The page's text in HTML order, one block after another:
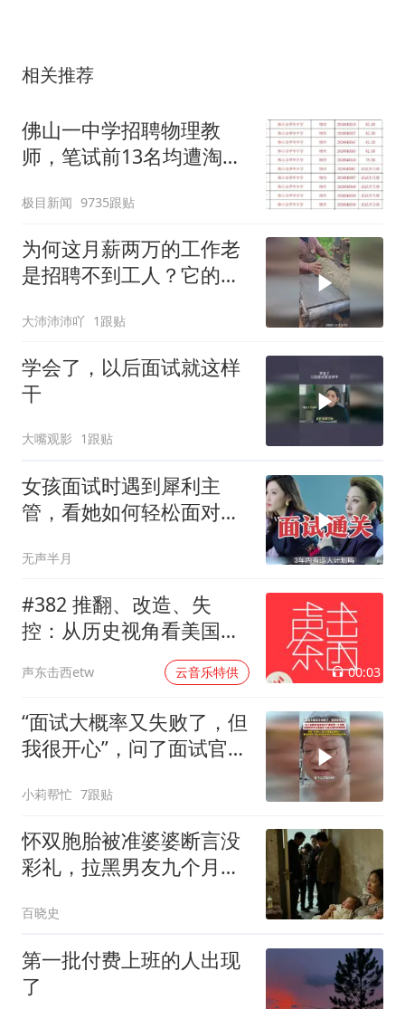
相关推荐
佛山一中学招聘物理教
师，笔试前13名均遭淘
聘，成立调查组全面核查
极目新闻 9735跟贴
为何这月薪两万的工作老
是招聘不到工人？它的危
大沛沛沛吖 1跟贴
学会了，以后面试就这样
干
大嘴观影 1跟贴
女孩面试时遇到犀利主
管，看她如何轻松面对通
无声半月
#382 推翻、改造、失
控：从历史视角看美国的
中东介入和事与愿违
声东击西etw 云音乐特供 00:03
“面试大概率又失败了，但
我很开心”，问了面试官一
小莉帮忙 7跟贴
怀双胞胎被准婆婆断言没
彩礼，拉黑男友九个月
家门口
百晓史
第一批付费上班的人出现
了